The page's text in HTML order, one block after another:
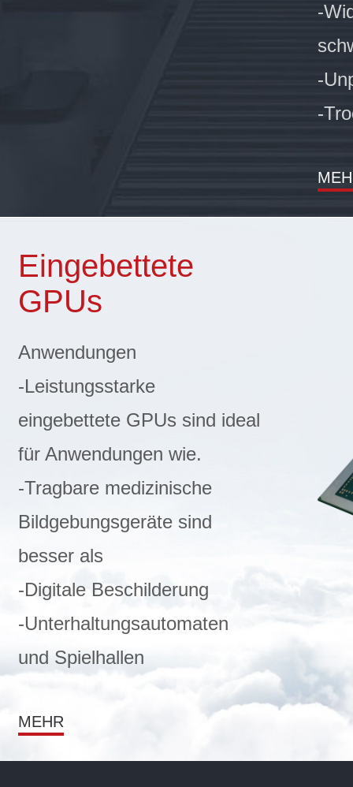
-
-
-
Eingebettete
GPUs
Anwendungen
-Leistungsstarke
eingebettete GPUs sind ideal
für Anwendungen wie.
-Tragbare medizinische
Bildgebungsgeräte sind
besser als
-Digitale Beschilderung
-Unterhaltungsautomaten
und Spielhallen
MEHR